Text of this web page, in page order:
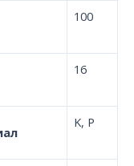
100
16
K, P